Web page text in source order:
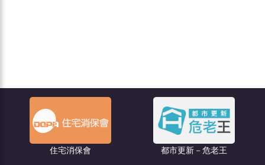
都市更新－危老王